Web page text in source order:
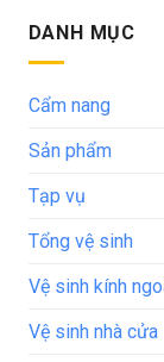
DANH MỤC
Cẩm nang
Sản phẩm
Tạp vụ
Tổng vệ sinh
Vệ sinh kính
Vệ sinh nhà cửa